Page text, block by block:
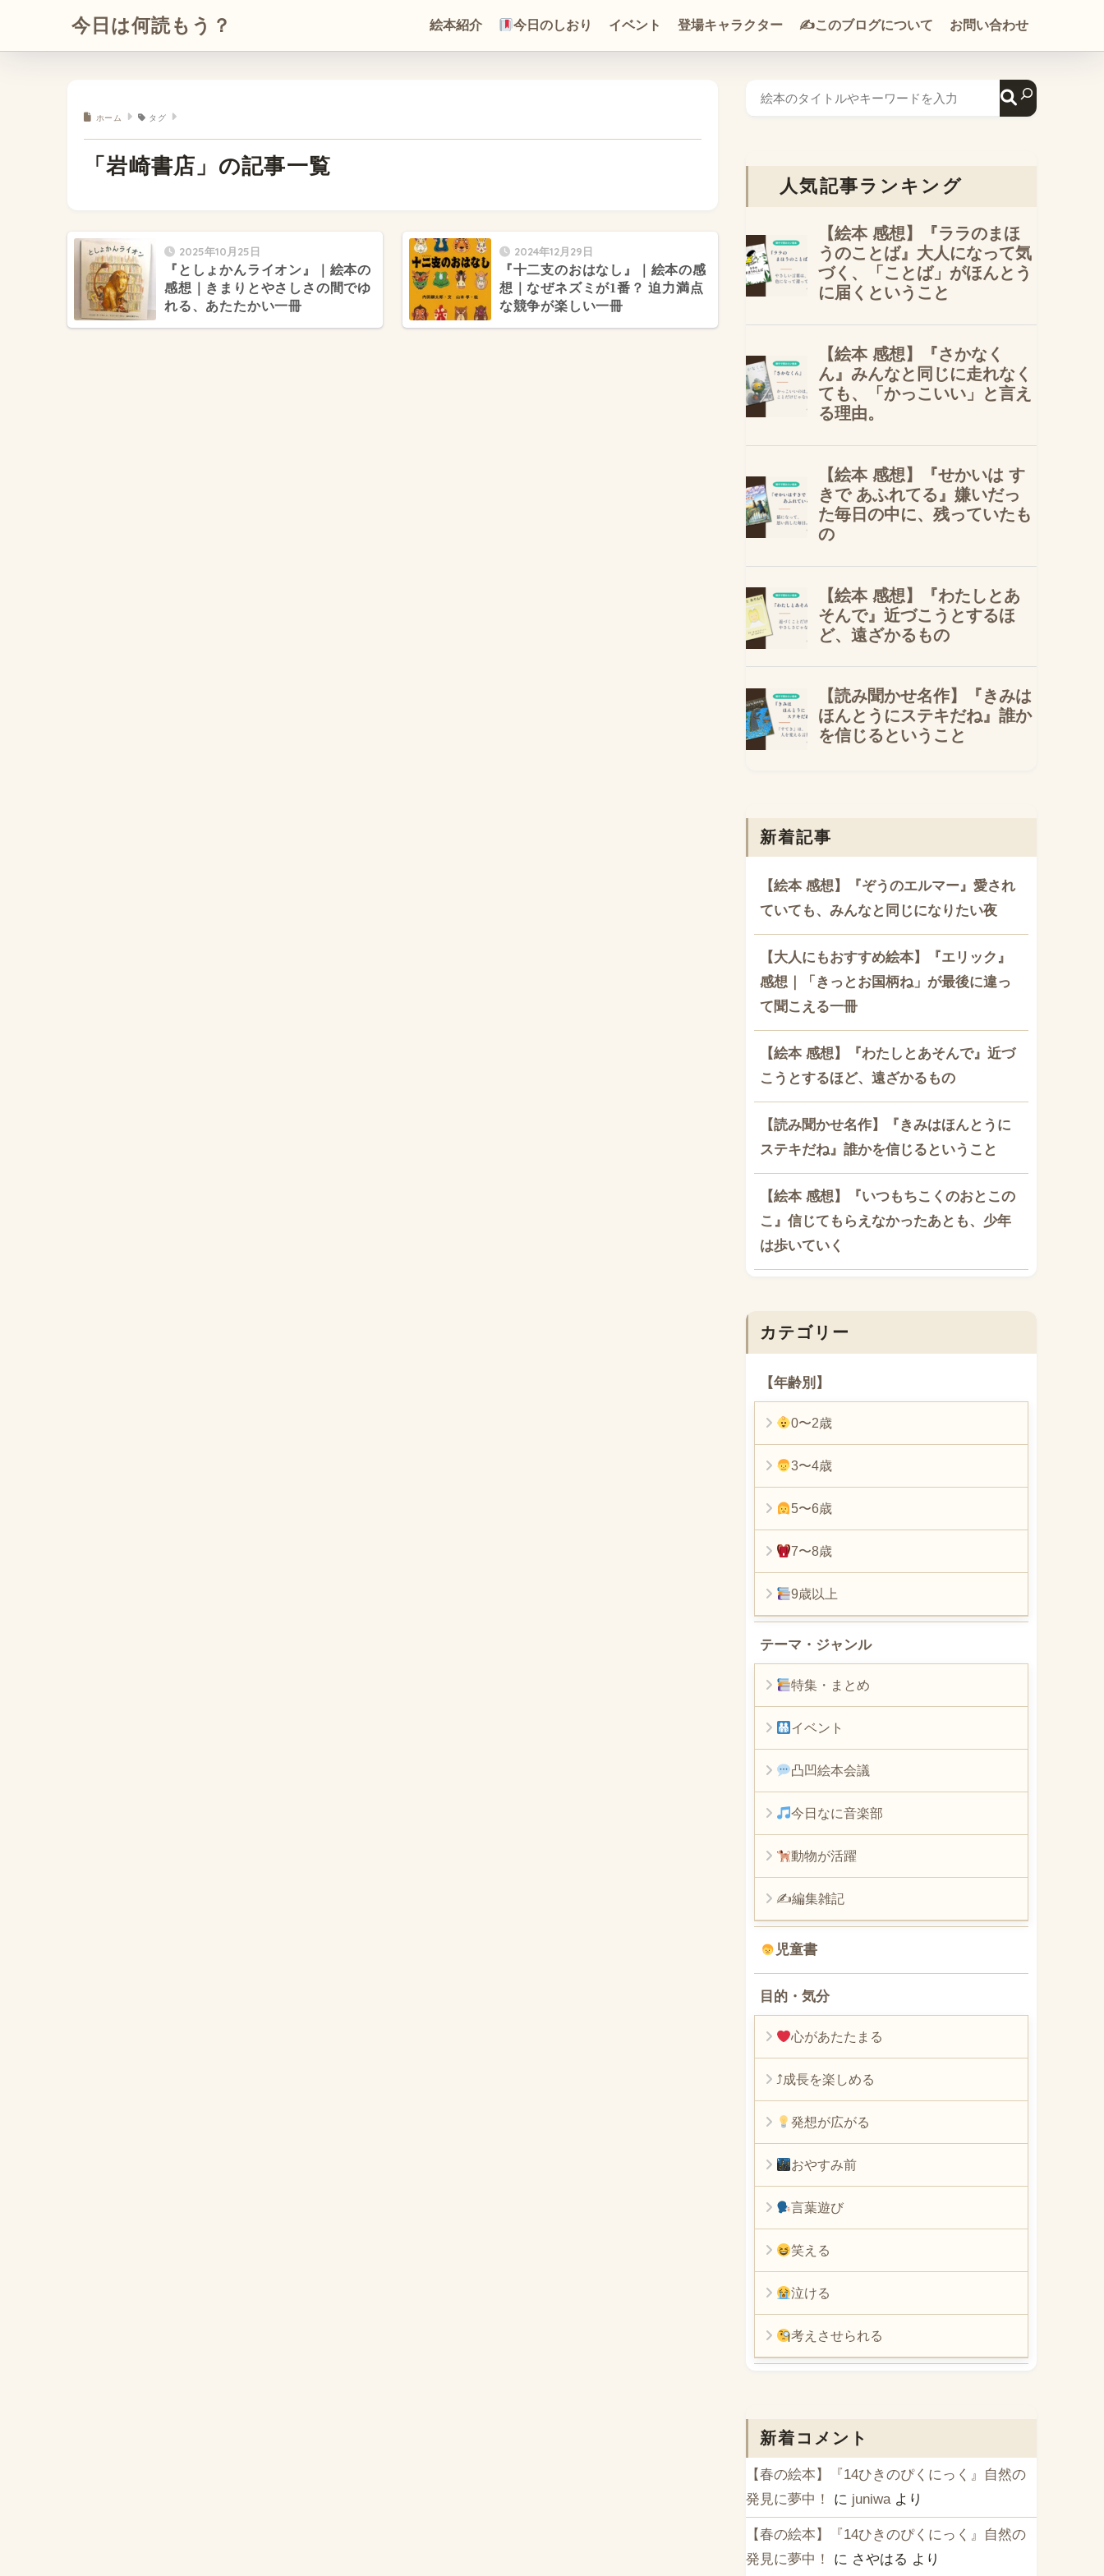
今日は何読もう？ 絵本紹介 今日のしおり イベント 登場キャラクター ✍️このブログについて お問い合わせ
ホーム タグ
「岩崎書店」の記事一覧
2025年10月25日
『としょかんライオン』｜絵本の
感想｜きまりとやさしさの間でゆ
れる、あたたかい一冊
2024年12月29日
『十二支のおはなし』｜絵本の感
想｜なぜネズミが1番？ 迫力満点
な競争が楽しい一冊
人気記事ランキング
新着記事
【絵本 感想】『ぞうのエルマー』愛され
ていても、みんなと同じになりたい夜
【大人にもおすすめ絵本】『エリック』
感想｜「きっとお国柄ね」が最後に違っ
て聞こえる一冊
【絵本 感想】『わたしとあそんで』近づ
こうとするほど、遠ざかるもの
【読み聞かせ名作】『きみはほんとうに
ステキだね』誰かを信じるということ
【絵本 感想】『いつもちこくのおとこの
こ』信じてもらえなかったあとも、少年
は歩いていく
カテゴリー
【年齢別】
0〜2歳
3〜4歳
5〜6歳
7〜8歳
9歳以上
テーマ・ジャンル
特集・まとめ
イベント
凸凹絵本会議
今日なに音楽部
動物が活躍
✍編集雑記
児童書
目的・気分
心があたたまる
⤴︎成長を楽しめる
発想が広がる
おやすみ前
言葉遊び
笑える
泣ける
考えさせられる
新着コメント
【春の絵本】『14ひきのぴくにっく』自然の
発見に夢中！
に juniwa より
【春の絵本】『14ひきのぴくにっく』自然の
発見に夢中！
に さやはる より